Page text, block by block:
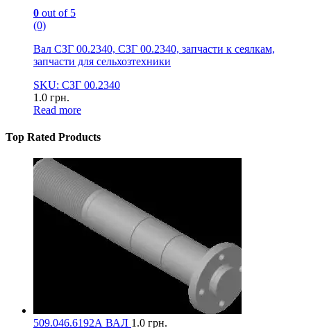
0 out of 5
(0)
Вал СЗГ 00.2340, СЗГ 00.2340, запчасти к сеялкам,
запчасти для сельхозтехники
SKU: СЗГ 00.2340
1.0 грн.
Read more
Top Rated Products
509.046.6192А ВАЛ 1.0 грн.